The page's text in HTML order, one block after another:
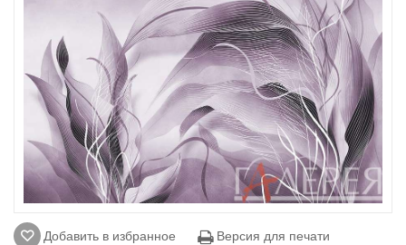
Добавить в избранное Версия для печати